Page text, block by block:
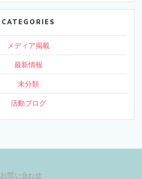
CATEGORIES
メディア掲載
最新情報
未分類
活動ブログ
お問い合わせ